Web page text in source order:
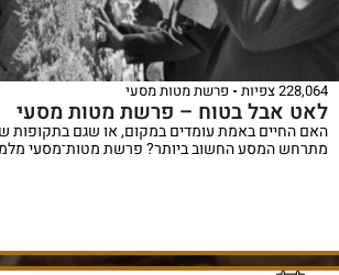
228,064 צפיות פרשת מטות מסעי
לאט אבל בטוח – פרשת מטות מסעי
האם החיים באמת עומדים במקום, או שגם בתקופות
מתרחש המסע החשוב ביותר? פרשת מטות־מסעי